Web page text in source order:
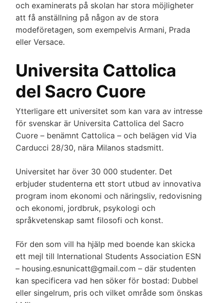
och examinerats på skolan har stora möjligheter
att få anställning på någon av de stora
modeföretagen, som exempelvis Armani, Prada
eller Versace.
Universita Cattolica
del Sacro Cuore
Ytterligare ett universitet som kan vara av intresse
för svenskar är Universita Cattolica del Sacro
Cuore – benämnt Cattolica – och belägen vid Via
Carducci 28/30, nära Milanos stadsmitt.
Universitet har över 30 000 studenter. Det
erbjuder studenterna ett stort utbud av innovativa
program inom ekonomi och näringsliv, redovisning
och ekonomi, jordbruk, psykologi och
språkvetenskap samt filosofi och konst.
För den som vill ha hjälp med boende kan skicka
ett mejl till International Students Association ESN
– housing.esnunicatt@gmail.com – där studenten
kan specificera vad hen söker för bostad: Dubbel
eller singelrum, pris och vilket område som önskas